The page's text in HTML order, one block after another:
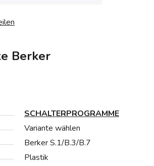
Berker
SCHALTERPROGRAMME
Variante wählen
Berker S.1/B.3/B.7
Plastik